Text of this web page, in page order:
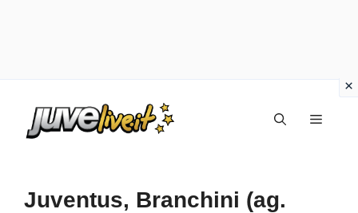
Menu
Juventus, Branchini (ag.